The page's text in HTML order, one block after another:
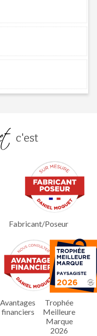
c'est
Fabricant/Poseur
Avantages
financiers
Trophée
Meilleure
Marque
2026